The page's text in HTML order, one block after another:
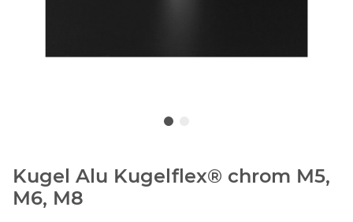
Kugel Alu Kugelflex® chrom M5,
M6, M8